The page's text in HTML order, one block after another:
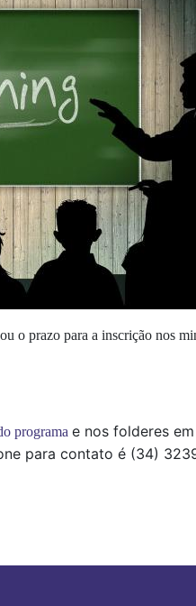
prazo para a inscrição nos
programa e nos folderes
para contato é (34)